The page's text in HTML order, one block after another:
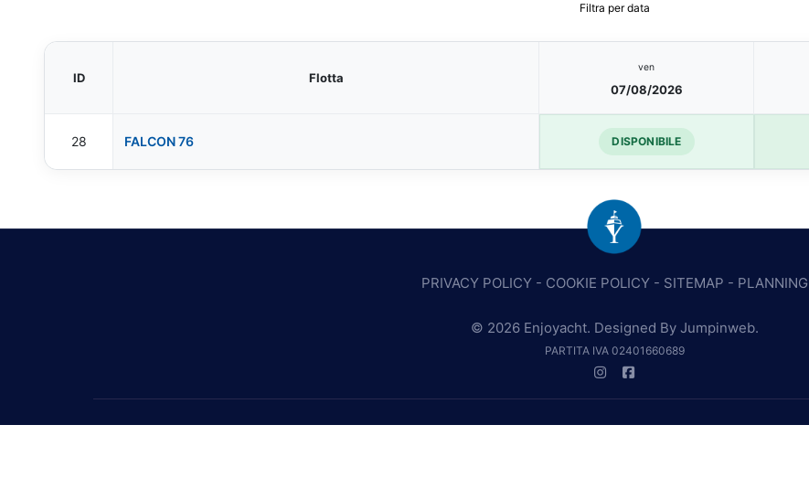
Filtra per data
ID Flotta
ven
07/08/2026
28 FALCON 76 DISPONIBILE
PRIVACY POLICY- COOKIE POLICY- SITEMAP - PLANNING
© 2026 Enjoyacht. Designed By Jumpinweb.
PARTITA IVA 02401660689